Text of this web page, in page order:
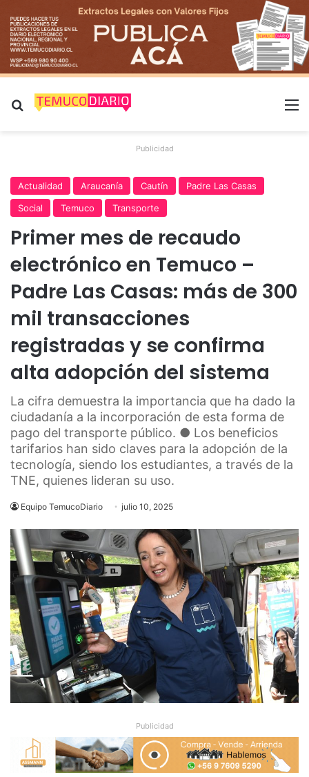
Buscar por
Publicidad
Actualidad Araucanía Cautín
Padre Las Casas
Social
Temuco Transporte
Primer mes de recaudo
electrónico en Temuco –
Padre Las Casas: más de 300
mil transacciones
registradas y se confirma
alta adopción del sistema
La cifra demuestra la importancia que ha dado la
ciudadanía a la incorporación de esta forma de
pago del transporte público. ● Los beneficios
tarifarios han sido claves para la adopción de la
tecnología, siendo los estudiantes, a través de la
TNE, quienes lideran su uso.
Equipo TemucoDiario julio 10, 2025
Publicidad